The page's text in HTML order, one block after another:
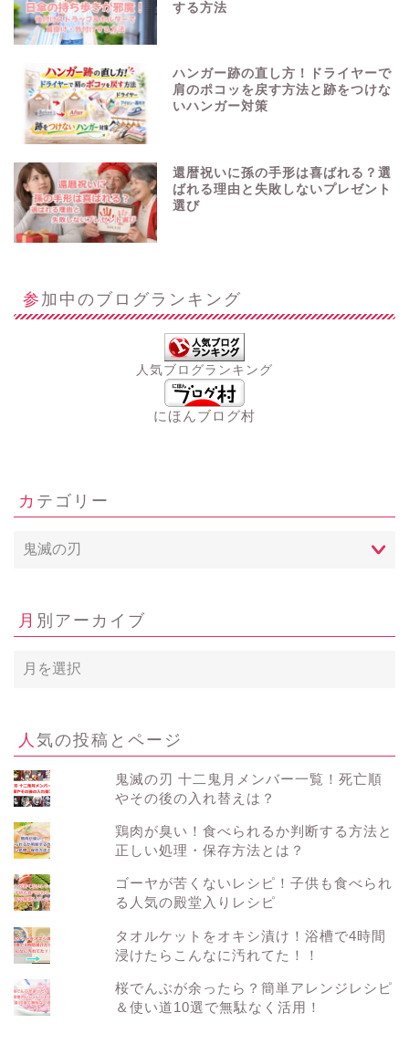
する方法
ハンガー跡の直し方！ドライヤーで
肩のポコッを戻す方法と跡をつけな
いハンガー対策
還暦祝いに孫の手形は喜ばれる？選
ばれる理由と失敗しないプレゼント
選び
参加中のブログランキング
人気ブログランキング
にほんブログ村
カテゴリー
月別アーカイブ
月
別
カ
イ
ブ
人気の投稿とページ
鬼滅の刃 十二鬼月メンバー一覧！死亡順
やその後の入れ替えは？
鶏肉が臭い！食べられるか判断する方法と
正しい処理・保存方法とは？
ゴーヤが苦くないレシピ！子供も食べられ
る人気の殿堂入りレシピ
タオルケットをオキシ漬け！浴槽で4時間
浸けたらこんなに汚れてた！！
桜でんぶが余ったら？簡単アレンジレシピ
＆使い道10選で無駄なく活用！